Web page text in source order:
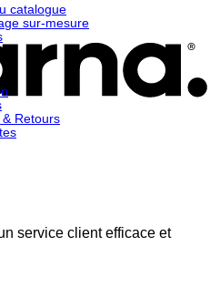
catalogue
sur-mesure
Retours
service client efficace et